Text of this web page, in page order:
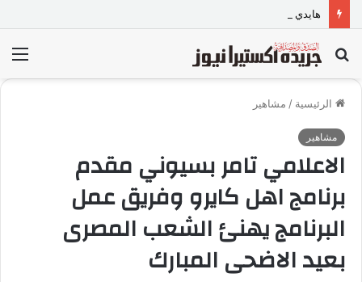
بحث
عن
الرئيسية / مشاهير
مشاهير
الاعلامي تامر بسيوني مقدم
برنامج اهل كايرو وفريق عمل
البرنامج يهنئ الشعب المصرى
بعيد الاضحى المبارك